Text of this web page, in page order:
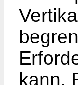
kann.